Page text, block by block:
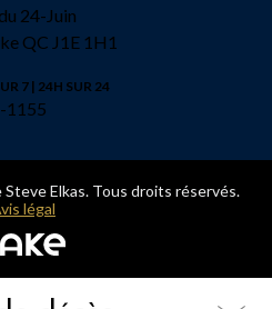
24-Juin
QC J1E 1H1
7 | 24H SUR 24
1155
Elkas. Tous droits réservés.
légal